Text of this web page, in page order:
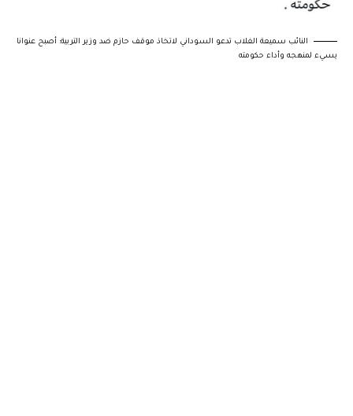
النائب سميعة الغلاب تدعو السوداني لاتخاذ موقف حازم ضد وزير التربية: أصبح عنوانا
يسيء لمنهجه وأداء حكومته